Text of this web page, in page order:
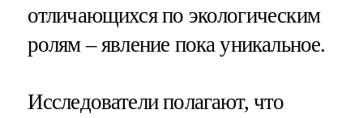
отличающихся по экологическим
ролям – явление пока уникальное.
Исследователи полагают, что